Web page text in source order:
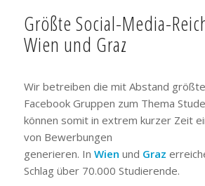
Größte Social-Media-
Wien und Graz
Wir betreiben die mit Abstand
Facebook Gruppen zum Thema
können somit in extrem kurzer Zeit
von Bewerbungen
generieren. In Wien und Graz
Schlag über 70.000 Studierende.